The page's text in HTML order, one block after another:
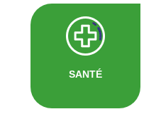
SANTÉ